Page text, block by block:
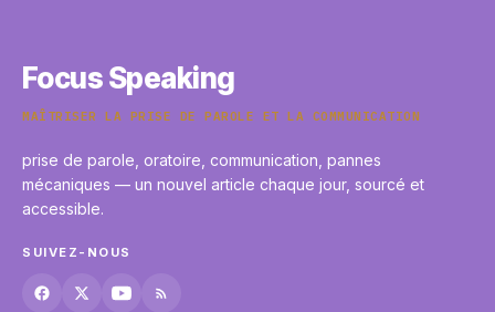
Focus Speaking
MAÎTRISER LA PRISE DE PAROLE ET LA COMMUNICATION
prise de parole, oratoire, communication, pannes
mécaniques — un nouvel article chaque jour, sourcé et
accessible.
SUIVEZ-NOUS